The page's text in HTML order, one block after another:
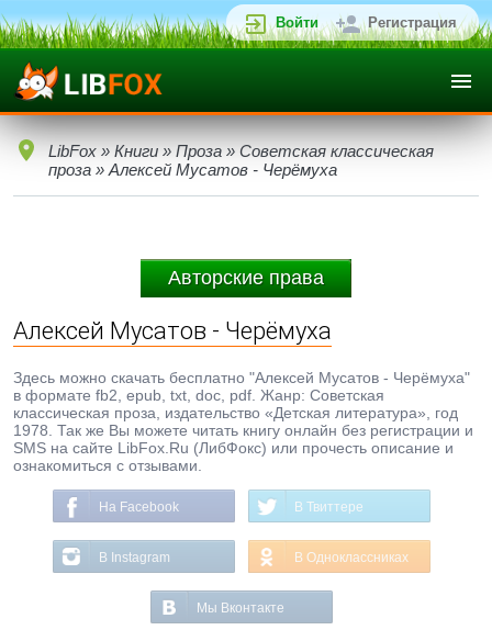
Войти Регистрация
LibFox » Книги » Проза » Советская классическая
проза » Алексей Мусатов - Черёмуха
Авторские права
Алексей Мусатов - Черёмуха
Здесь можно скачать бесплатно "Алексей Мусатов - Черёмуха"
в формате fb2, epub, txt, doc, pdf. Жанр: Советская
классическая проза, издательство «Детская литература», год
1978. Так же Вы можете читать книгу онлайн без регистрации и
SMS на сайте LibFox.Ru (ЛибФокс) или прочесть описание и
ознакомиться с отзывами.
На Facebook В Твиттере
В Instagram В Одноклассниках
Мы Вконтакте